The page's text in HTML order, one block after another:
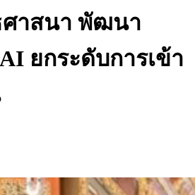
าสนา พัฒนา
ยกระดับการเข้า